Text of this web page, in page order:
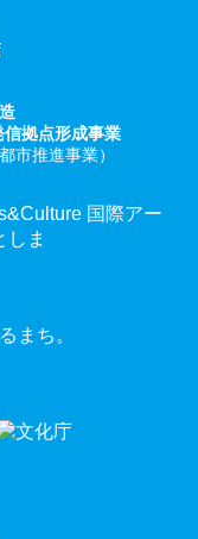
拠点形成事業
市推進事業）